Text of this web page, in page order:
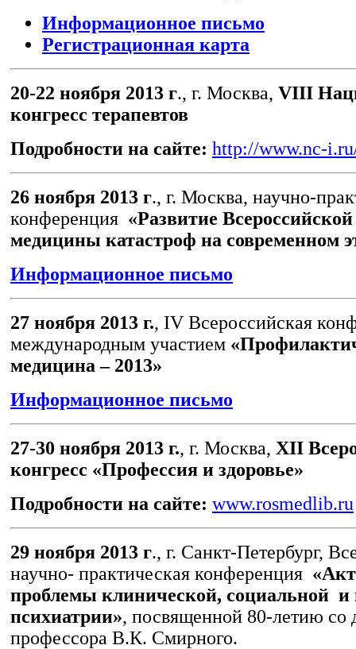
Информационное письмо
Регистрационная карта
20-22 ноября 2013 г., г. Москва, VIII
конгресс терапевтов
Подробности на сайте: http://www.nc-
26 ноября 2013 г., г. Москва, научно-
конференция «Развитие
медицины катастроф на современном
Информационное письмо
27 ноября 2013 г., IV Всероссийская
международным участием
медицина – 2013»
Информационное письмо
27-30 ноября 2013 г., г. Москва, XII
конгресс «Профессия и здоровье»
Подробности на сайте: www.rosmedlib.ru
29 ноября 2013 г., г. Санкт-Петербург,
научно- практическая конференция
проблемы клинической, социальной и
психиатрии», посвященной 80-летию со
профессора В.К. Смирного.